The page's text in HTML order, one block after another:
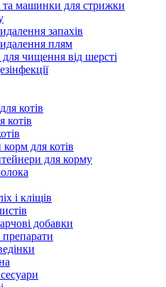
та машинки для стрижки
запахів
плям
чищення від шерсті
котів
котів
для котів
для корму
і кліщів
добавки